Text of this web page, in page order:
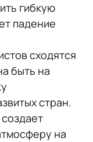
гибкую
падение
сходятся
быть на
стран.
на